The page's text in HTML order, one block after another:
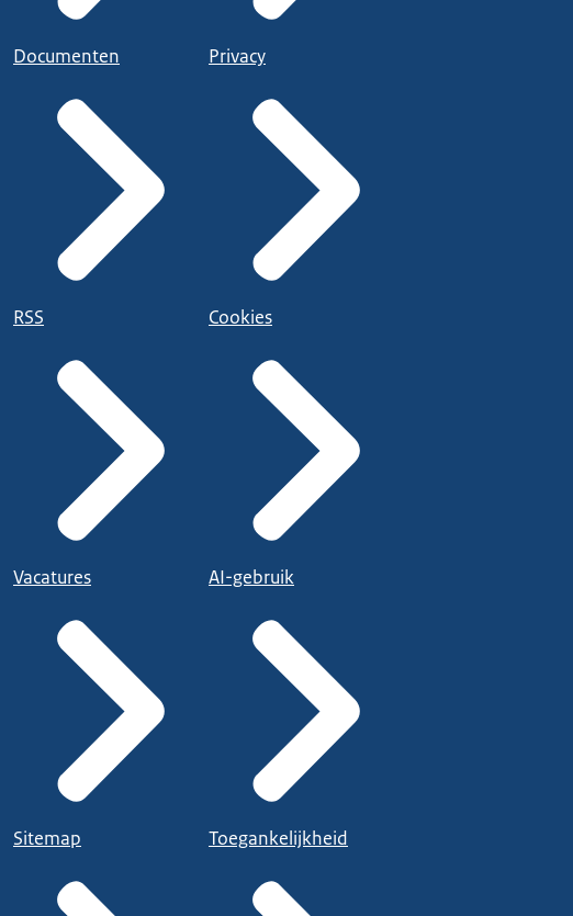
Documenten
RSS
Vacatures
Sitemap
Privacy
Cookies
AI-gebruik
Toegankelijkheid